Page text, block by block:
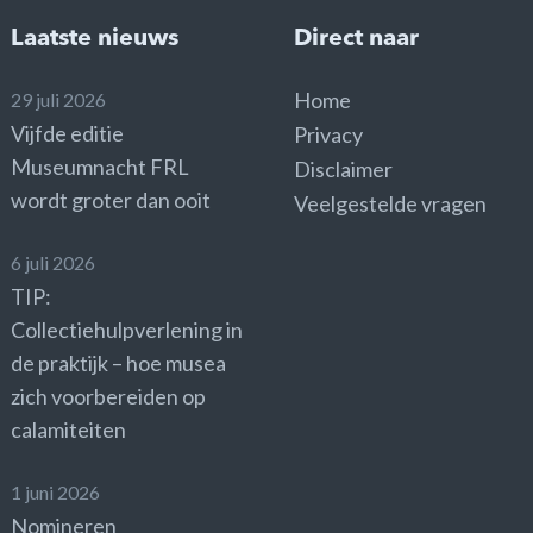
Laatste nieuws
29 juli 2026
Vijfde editie
Museumnacht FRL
wordt groter dan ooit
6 juli 2026
TIP:
Collectiehulpverlening in
de praktijk – hoe musea
zich voorbereiden op
calamiteiten
1 juni 2026
Nomineren
Direct naar
Home
Privacy
Disclaimer
Veelgestelde vragen